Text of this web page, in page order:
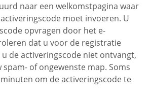
naar een welkomstpagina waar
moet invoeren. U
opvragen door het e-
dat u voor de registratie
de activeringscode niet ontvangt,
of ongewenste map. Soms
om de activeringscode te